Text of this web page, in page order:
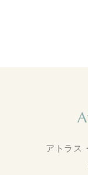
アトラス